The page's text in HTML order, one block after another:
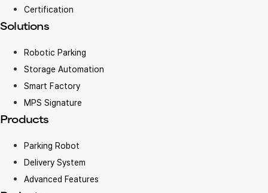
Certification
Solutions
Robotic Parking
Storage Automation
Smart Factory
MPS Signature
Products
Parking Robot
Delivery System
Advanced Features